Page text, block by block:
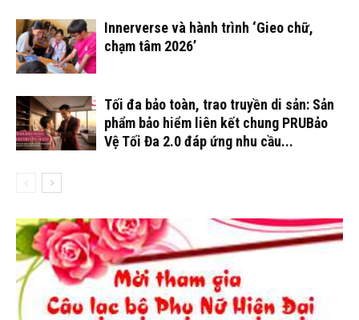
Innerverse và hành trình ‘Gieo chữ,
chạm tâm 2026’
Tối đa bảo toàn, trao truyền di sản: Sản
phẩm bảo hiểm liên kết chung PRUBảo
Vệ Tối Đa 2.0 đáp ứng nhu cầu...